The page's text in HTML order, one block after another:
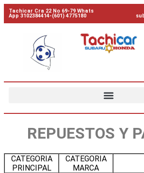
Tachicar Cra 22 No 69-79 Whats
App 3102384414-(601) 4775180
REPUESTOS Y
CATEGORIA
PRINCIPAL
CATEGORIA
MARCA